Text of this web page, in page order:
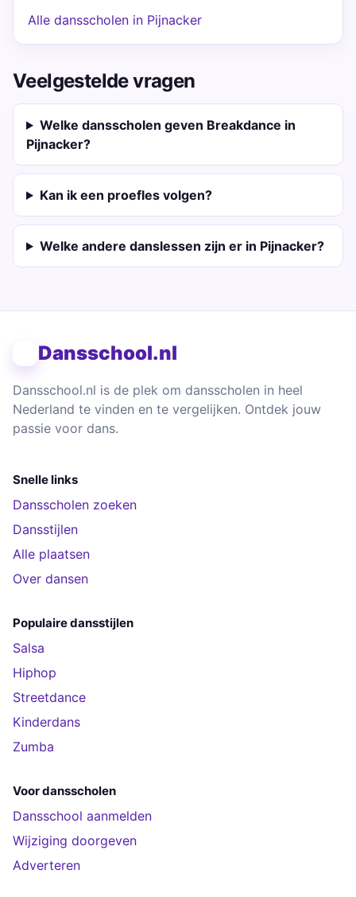
Alle dansscholen in Pijnacker
Veelgestelde vragen
Welke dansscholen geven Breakdance in
Pijnacker?
Kan ik een proefles volgen?
Welke andere danslessen zijn er in Pijnacker?
Dansschool.nl
Dansschool.nl is de plek om dansscholen in heel
Nederland te vinden en te vergelijken. Ontdek jouw
passie voor dans.
Snelle links
Dansscholen zoeken
Dansstijlen
Alle plaatsen
Over dansen
Populaire dansstijlen
Salsa
Hiphop
Streetdance
Kinderdans
Zumba
Voor dansscholen
Dansschool aanmelden
Wijziging doorgeven
Adverteren